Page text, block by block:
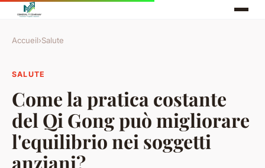
Accueil›Salute
SALUTE
Come la pratica costante
del Qi Gong può migliorare
l'equilibrio nei soggetti
anziani?